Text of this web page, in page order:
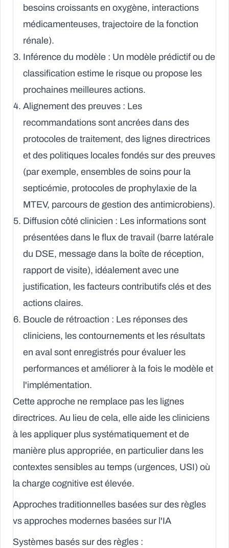
besoins croissants en oxygène, interactions
médicamenteuses, trajectoire de la fonction
rénale).
Inférence du modèle : Un modèle prédictif ou de
classification estime le risque ou propose les
prochaines meilleures actions.
Alignement des preuves : Les
recommandations sont ancrées dans des
protocoles de traitement, des lignes directrices
et des politiques locales fondés sur des preuves
(par exemple, ensembles de soins pour la
septicémie, protocoles de prophylaxie de la
MTEV, parcours de gestion des antimicrobiens).
Diffusion côté clinicien : Les informations sont
présentées dans le flux de travail (barre latérale
du DSE, message dans la boîte de réception,
rapport de visite), idéalement avec une
justification, les facteurs contributifs clés et des
actions claires.
Boucle de rétroaction : Les réponses des
cliniciens, les contournements et les résultats
en aval sont enregistrés pour évaluer les
performances et améliorer à la fois le modèle et
l'implémentation.
Cette approche ne remplace pas les lignes
directrices. Au lieu de cela, elle aide les cliniciens
à les appliquer plus systématiquement et de
manière plus appropriée, en particulier dans les
contextes sensibles au temps (urgences, USI) où
la charge cognitive est élevée.
Approches traditionnelles basées sur des règles
vs approches modernes basées sur l'IA
Systèmes basés sur des règles :